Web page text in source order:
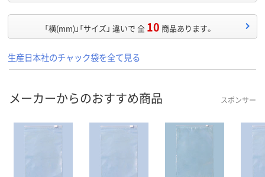
「横(mm)」「サイズ」 違いで 全 10 商品あります。
生産日本社のチャック袋を全て見る
メーカーからのおすすめ商品 スポンサー